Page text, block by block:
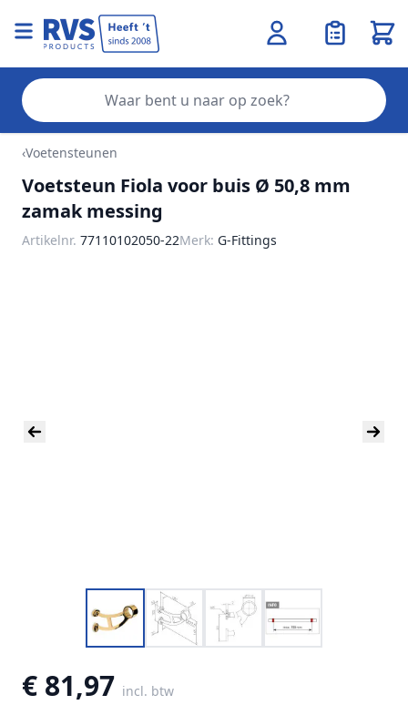
‹Voetensteunen
Voetsteun Fiola voor buis Ø 50,8 mm
zamak messing
Artikelnr. 77110102050-22Merk: G-Fittings
€ 81,97 incl. btw